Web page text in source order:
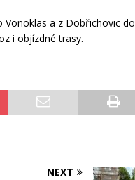
Vonoklas a z Dobřichovic do
i objízdné trasy.
NEXT